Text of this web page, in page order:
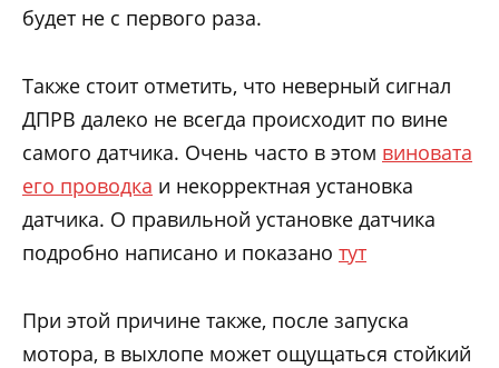
будет не с первого раза.
Также стоит отметить, что неверный сигнал
ДПРВ далеко не всегда происходит по вине
самого датчика. Очень часто в этом виновата
его проводка и некорректная установка
датчика. О правильной установке датчика
подробно написано и показано тут
При этой причине также, после запуска
мотора, в выхлопе может ощущаться стойкий